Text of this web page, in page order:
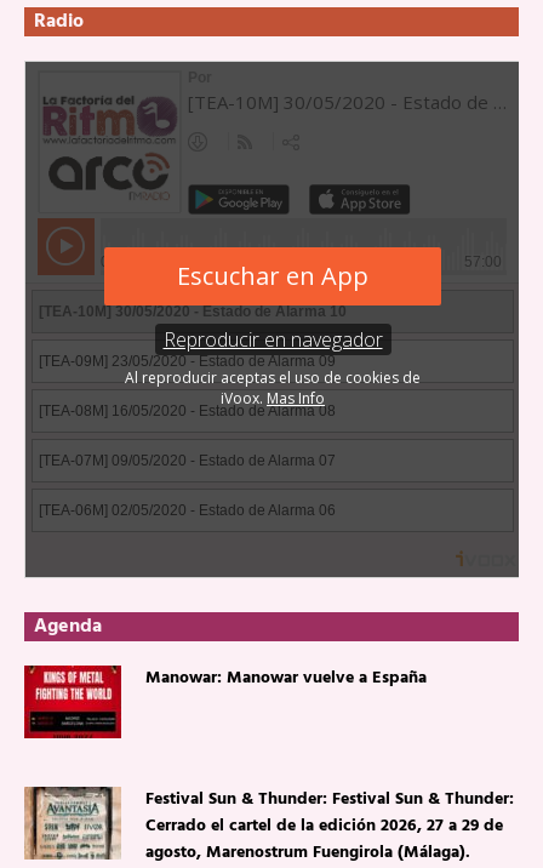
Radio
Agenda
Manowar: Manowar vuelve a España
Festival Sun & Thunder: Festival Sun & Thunder:
Cerrado el cartel de la edición 2026, 27 a 29 de
agosto, Marenostrum Fuengirola (Málaga).